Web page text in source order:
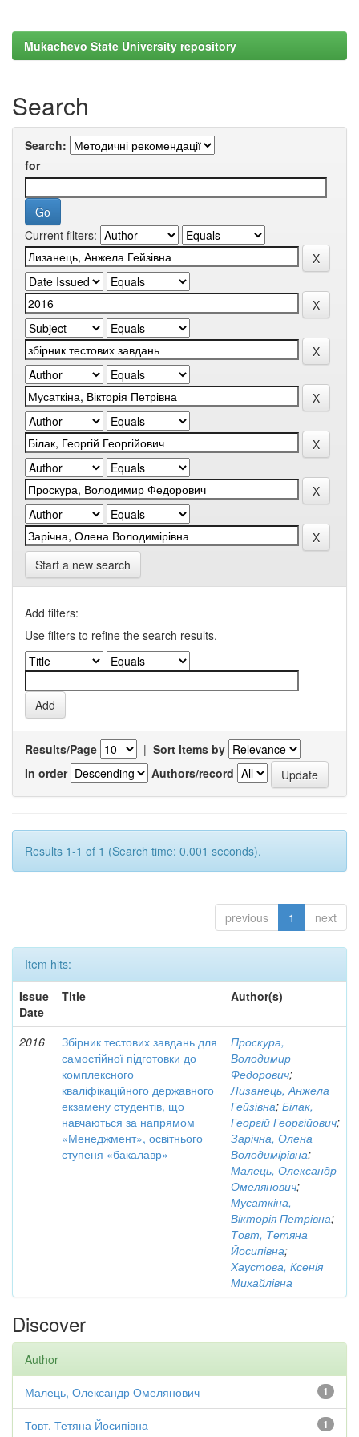
Mukachevo State University repository
Search
Search:
for
Current filters:
Start a new search
Add filters:
Use filters to refine the search results.
Results/Page | Sort items by
In order
Authors/record
Results 1-1 of 1 (Search time: 0.001 seconds).
previous 1 next
Item hits:
Issue
Date
Title Author(s)
2016
Збірник тестових завдань для
самостійної підготовки до
комплексного
кваліфікаційного державного
екзамену студентів, що
навчаються за напрямом
«Менеджмент», освітнього
ступеня «бакалавр»
Проскура,
Володимир
Федорович;
Лизанець, Анжела
Гейзівна; Білак,
Георгій Георгійович;
Зарічна, Олена
Володимірівна;
Малець, Олександр
Омелянович;
Мусаткіна,
Вікторія Петрівна;
Товт, Тетяна
Йосипівна;
Хаустова, Ксенія
Михайлівна
Discover
Author
1
Малець, Олександр Омелянович
1
Товт, Тетяна Йосипівна